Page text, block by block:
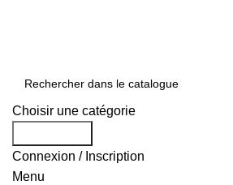
Choisir une catégorie
Connexion / Inscription
Menu